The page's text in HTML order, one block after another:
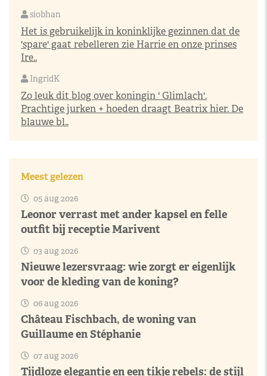
siobhan
Het is gebruikelijk in koninklijke gezinnen dat de
'spare' gaat rebelleren zie Harrie en onze prinses
Ire..
IngridK
Zo leuk dit blog over koningin ' Glimlach'.
Prachtige jurken + hoeden draagt Beatrix hier. De
blauwe bl..
Meest gelezen
05 aug 2026
Leonor verrast met ander kapsel en felle
outfit bij receptie Marivent
03 aug 2026
Nieuwe lezersvraag: wie zorgt er eigenlijk
voor de kleding van de koning?
06 aug 2026
Château Fischbach, de woning van
Guillaume en Stéphanie
07 aug 2026
Tijdloze elegantie en een tikje rebels: de stijl